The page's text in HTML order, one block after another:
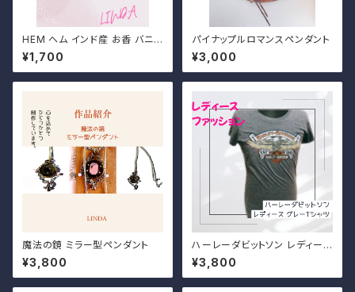
HEM ヘム インド産 お香 バニラ
香
¥1,700
パイナップルロマンスペンダント
¥3,000
魔法の鏡 ミラー型ペンダント
¥3,800
ハーレーダビットソン レディース
用 グレーTシャツ
¥3,800